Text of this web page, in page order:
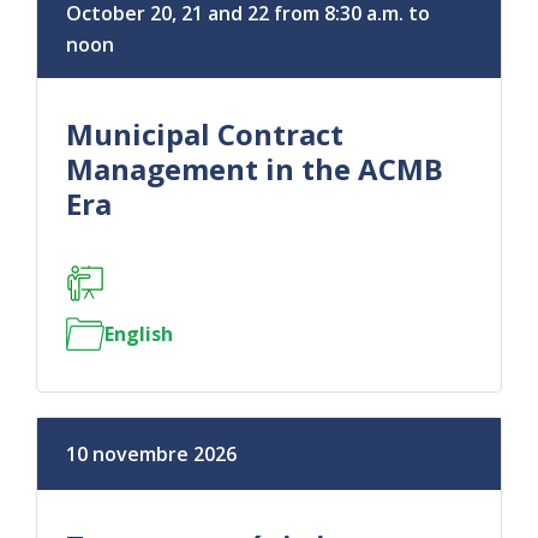
October 20, 21 and 22 from 8:30 a.m. to
noon
Municipal Contract
Management in the ACMB
Era
English
10 novembre 2026